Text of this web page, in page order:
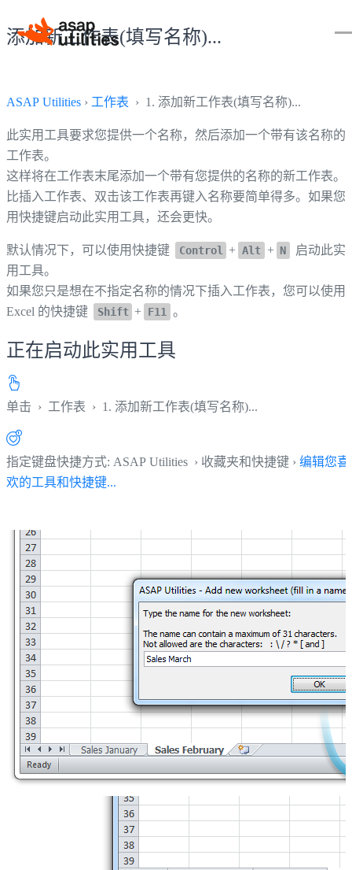
添加新工作表(填写名称)...
ASAP Utilities › 工作表 › 1. 添加新工作表(填写名称)...
此实用工具要求您提供一个名称，然后添加一个带有该名称的
工作表。
这样将在工作表末尾添加一个带有您提供的名称的新工作表。
比插入工作表、双击该工作表再键入名称要简单得多。如果您
用快捷键启动此实用工具，还会更快。
默认情况下，可以使用快捷键 Control + Alt + N
启动此实
用工具。
如果您只是想在不指定名称的情况下插入工作表，您可以使用
Excel 的快捷键
Shift + F11 。
正在启动此实用工具
单击 › 工作表 › 1. 添加新工作表(填写名称)...
指定键盘快捷方式: ASAP Utilities › 收藏夹和快捷键 › 编辑您喜
欢的工具和快捷键...